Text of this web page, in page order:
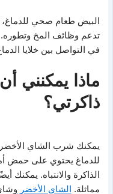
البيض طعام صحي للدماغ،
تدعم وظائف المخ
في التواصل بين خلايا
ماذا يمكنني
ذاكرتي؟
يمكنك شرب الشاي
الذاكرة والانتباه. يمكنك
مماثلة.
الشاي الأخضر